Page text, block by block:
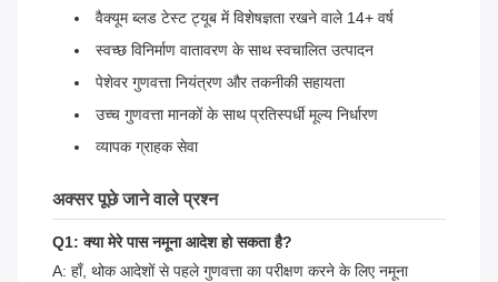
वैक्यूम ब्लड टेस्ट ट्यूब में विशेषज्ञता रखने वाले 14+ वर्ष
स्वच्छ विनिर्माण वातावरण के साथ स्वचालित उत्पादन
पेशेवर गुणवत्ता नियंत्रण और तकनीकी सहायता
उच्च गुणवत्ता मानकों के साथ प्रतिस्पर्धी मूल्य निर्धारण
व्यापक ग्राहक सेवा
अक्सर पूछे जाने वाले प्रश्न
Q1: क्या मेरे पास नमूना आदेश हो सकता है?
A: हाँ, थोक आदेशों से पहले गुणवत्ता का परीक्षण करने के लिए नमूना